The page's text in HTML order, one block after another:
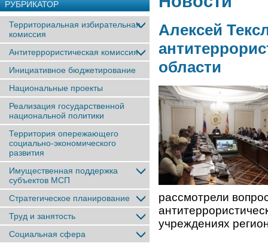
РУБРИКАТОР
Территориальная избирательная
комиссия
Антитеррористическая комиссия
Инициативное бюджетирование
Национальные проекты
Реализация государственной
национальной политики
Территория опережающего
социально-экономического
развития
Имущественная поддержка
субъектов МСП
Стратегическое планирование
Труд и занятость
Социальная сфера
Алексей
области
рассмотрели
учреждениях